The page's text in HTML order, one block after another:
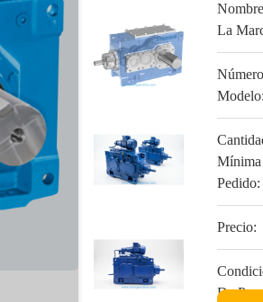
La
Modelo:
Pedido:
Precio:
De